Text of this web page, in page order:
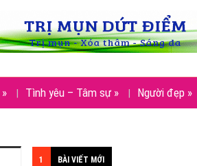
» Tình yêu – Tâm sự » Người đẹp »
1 BÀI VIẾT MỚI